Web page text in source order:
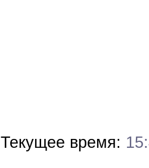
Текущее время: